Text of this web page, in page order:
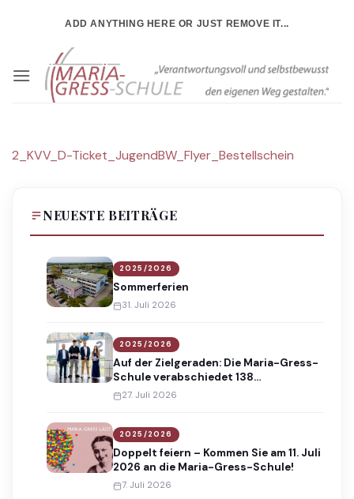
ADD ANYTHING HERE OR JUST REMOVE IT...
2_KVV_D-Ticket_JugendBW_Flyer_Bestellschein
NEUESTE BEITRÄGE
2025/2026
Sommerferien
31. Juli 2026
2025/2026
Auf der Zielgeraden: Die Maria-Gress-
Schule verabschiedet 138
Absolventinnen und Absolventen
27. Juli 2026
2025/2026
Doppelt feiern – Kommen Sie am 11. Juli
2026 an die Maria-Gress-Schule!
7. Juli 2026